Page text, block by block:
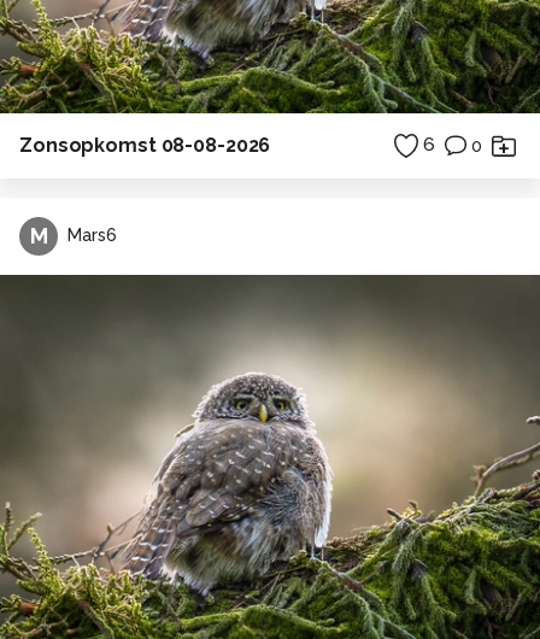
Zonsopkomst 08-08-2026 6 0
M Mars6